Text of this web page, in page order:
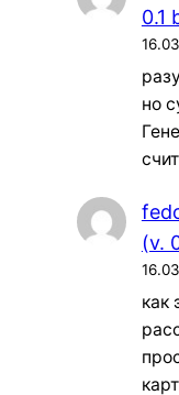
0.1
но
(v.
как